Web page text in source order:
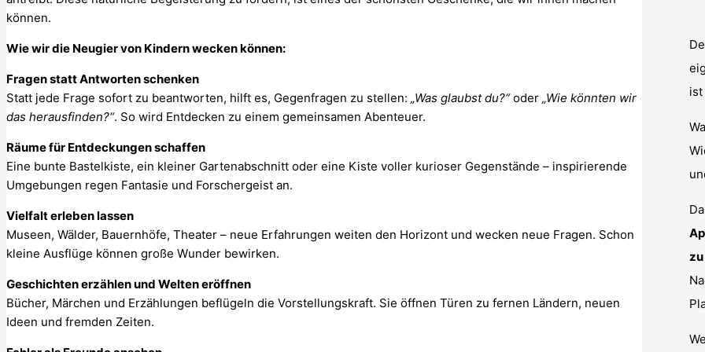
können.
Wie wir die Neugier von Kindern wecken können:
Fragen statt Antworten schenken
Statt jede Frage sofort zu beantworten, hilft es, Gegenfragen zu stellen: „Was glaubst du?“oder „Wie könnten wir
das herausfinden?“. So wird Entdecken zu einem gemeinsamen Abenteuer.
Räume für Entdeckungen schaffen
Eine bunte Bastelkiste, ein kleiner Gartenabschnitt oder eine Kiste voller kurioser Gegenstände – inspirierende
Umgebungen regen Fantasie und Forschergeist an.
Vielfalt erleben lassen
Museen, Wälder, Bauernhöfe, Theater – neue Erfahrungen weiten den Horizont und wecken neue Fragen. Schon
kleine Ausflüge können große Wunder bewirken.
Geschichten erzählen und Welten eröffnen
Bücher, Märchen und Erzählungen beflügeln die Vorstellungskraft. Sie öffnen Türen zu fernen Ländern, neuen
Ideen und fremden Zeiten.